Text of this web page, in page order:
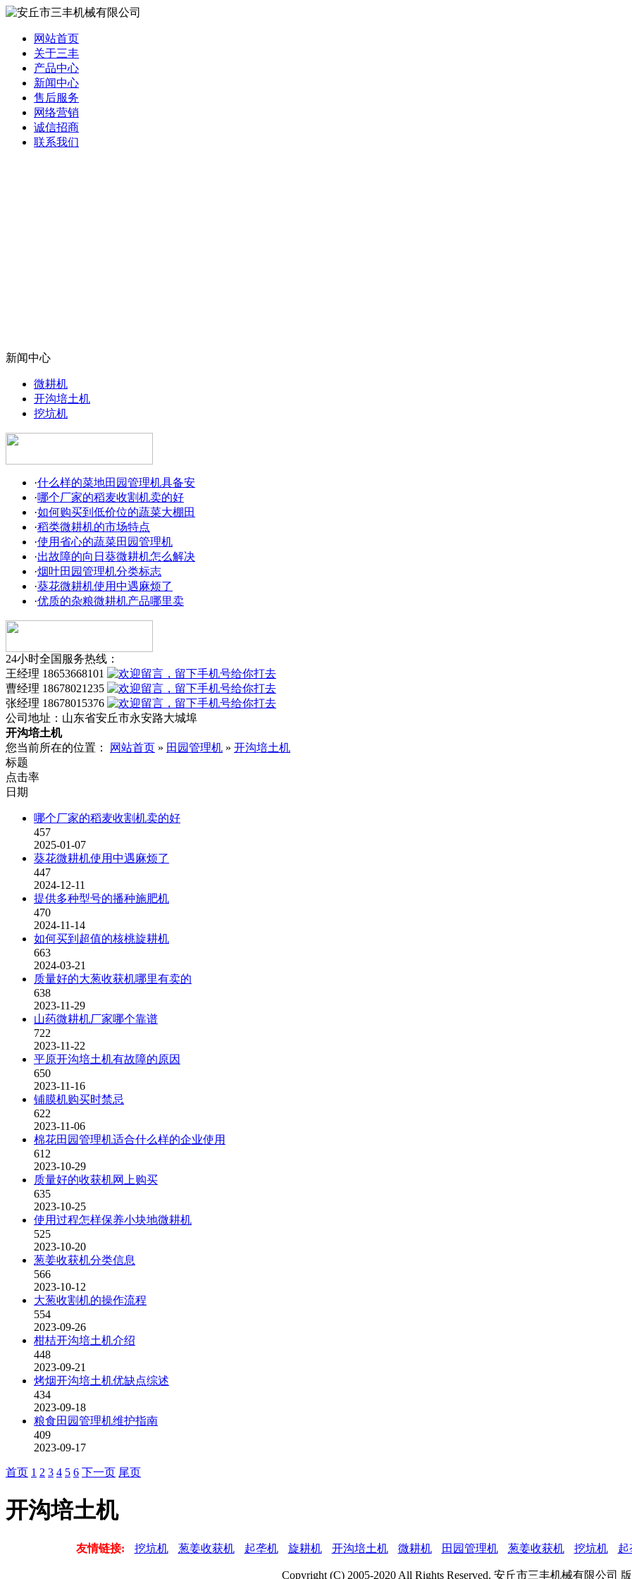
网站首页
关于三丰
产品中心
新闻中心
售后服务
网络营销
诚信招商
联系我们
新闻中心
微耕机
开沟培土机
挖坑机
·什么样的菜地田园管理机具备安
·哪个厂家的稻麦收割机卖的好
·如何购买到低价位的蔬菜大棚田
·稻类微耕机的市场特点
·使用省心的蔬菜田园管理机
·出故障的向日葵微耕机怎么解决
·烟叶田园管理机分类标志
·葵花微耕机使用中遇麻烦了
·优质的杂粮微耕机产品哪里卖
24小时全国服务热线：
王经理 18653668101
曹经理 18678021235
张经理 18678015376
公司地址： 山东省安丘市永安路大城埠
开沟培土机
您当前所在的位置：
网站首页 » 田园管理机 » 开沟培土机
标题
点击率
日期
哪个厂家的稻麦收割机卖的好
457
2025-01-07
葵花微耕机使用中遇麻烦了
447
2024-12-11
提供多种型号的播种施肥机
470
2024-11-14
如何买到超值的核桃旋耕机
663
2024-03-21
质量好的大葱收获机哪里有卖的
638
2023-11-29
山药微耕机厂家哪个靠谱
722
2023-11-22
平原开沟培土机有故障的原因
650
2023-11-16
铺膜机购买时禁忌
622
2023-11-06
棉花田园管理机适合什么样的企业使用
612
2023-10-29
质量好的收获机网上购买
635
2023-10-25
使用过程怎样保养小块地微耕机
525
2023-10-20
葱姜收获机分类信息
566
2023-10-12
大葱收割机的操作流程
554
2023-09-26
柑桔开沟培土机介绍
448
2023-09-21
烤烟开沟培土机优缺点综述
434
2023-09-18
粮食田园管理机维护指南
409
2023-09-17
首页 1 2 3 4 5 6 下一页 尾页
开沟培土机
友情链接: 挖坑机 葱姜收获机 起垄机 旋耕机 开沟培土机 微耕机 田园管理机 葱姜收获机 挖坑机 起
Copyright (C) 2005-2020 All Rights Reserved. 安丘市三丰机械有限公司